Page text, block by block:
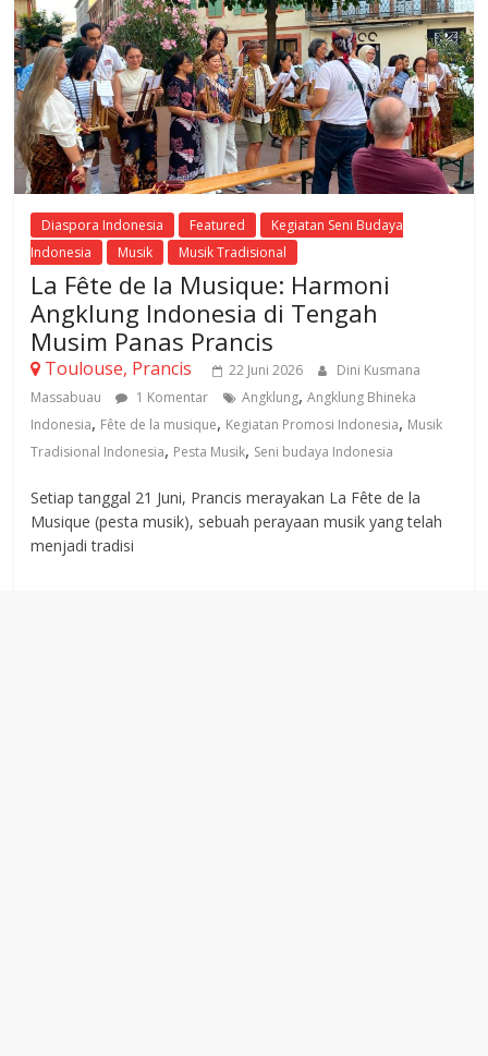
Diaspora Indonesia Featured
Kegiatan Seni Budaya
Indonesia
Musik Musik Tradisional
La Fête de la Musique: Harmoni
Angklung Indonesia di Tengah
Musim Panas Prancis
Toulouse, Prancis 22 Juni 2026
Dini Kusmana
Massabuau
1 Komentar Angklung,Angklung Bhineka
Indonesia, Fête de la musique, Kegiatan Promosi Indonesia, Musik
Tradisional Indonesia, Pesta Musik, Seni budaya Indonesia
Setiap tanggal 21 Juni, Prancis merayakan La Fête de la
Musique (pesta musik), sebuah perayaan musik yang telah
menjadi tradisi